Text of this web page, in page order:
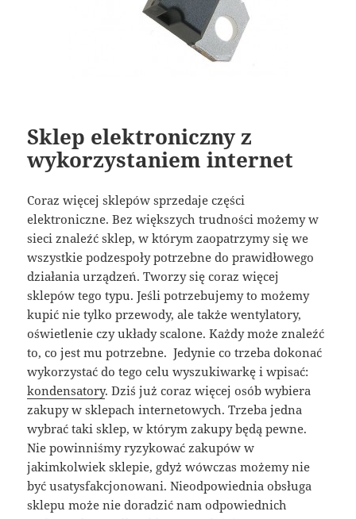
Sklep elektroniczny z
wykorzystaniem internet
Coraz więcej sklepów sprzedaje części
elektroniczne. Bez większych trudności możemy w
sieci znaleźć sklep, w którym zaopatrzymy się we
wszystkie podzespoły potrzebne do prawidłowego
działania urządzeń. Tworzy się coraz więcej
sklepów tego typu. Jeśli potrzebujemy to możemy
kupić nie tylko przewody, ale także wentylatory,
oświetlenie czy układy scalone. Każdy może znaleźć
to, co jest mu potrzebne. Jedynie co trzeba dokonać
wykorzystać do tego celu wyszukiwarkę i wpisać:
kondensatory. Dziś już coraz więcej osób wybiera
zakupy w sklepach internetowych. Trzeba jedna
wybrać taki sklep, w którym zakupy będą pewne.
Nie powinniśmy ryzykować zakupów w
jakimkolwiek sklepie, gdyż wówczas możemy nie
być usatysfakcjonowani. Nieodpowiednia obsługa
sklepu może nie doradzić nam odpowiednich